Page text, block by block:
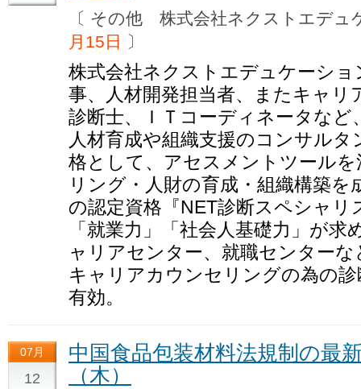
〔 その他 株式会社ネクストエデ
月15日
〕
株式会社ネクストエデュケーシ
事、人材開発担当者、またキャリ
診断士、ＩＴコーディネータな
人材育成や組織支援のコンサル
格として、アセスメントツール
リング・人財の育成・組織構築
の認定資格『NET診断スペシャ
「就業力」「社会人基礎力」が
ャリアセンター、就職センター
キャリアカウンセリングの為の
有効。
07月
12
中国食品包装材料法規制の最
（木）